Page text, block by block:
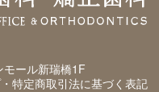
ール新瑞橋1F
特定商取引法に基づく表記